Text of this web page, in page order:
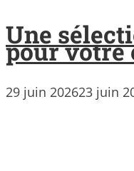
Une
pour votre
29 juin 202623 juin